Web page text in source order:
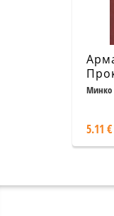
Минко
5.11